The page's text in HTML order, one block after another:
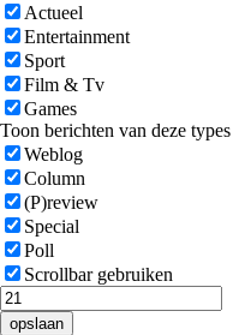
Actueel
Entertainment
Sport
Film & Tv
Games
Toon berichten van deze types
Weblog
Column
(P)review
Special
Poll
Scrollbar gebruiken
opslaan